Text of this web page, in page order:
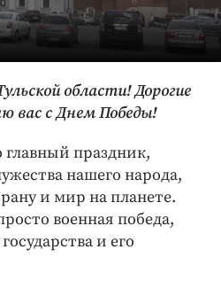
области! Дорогие
вас с Днем Победы!
главный праздник,
нашего народа,
и мир на планете.
военная победа,
и его